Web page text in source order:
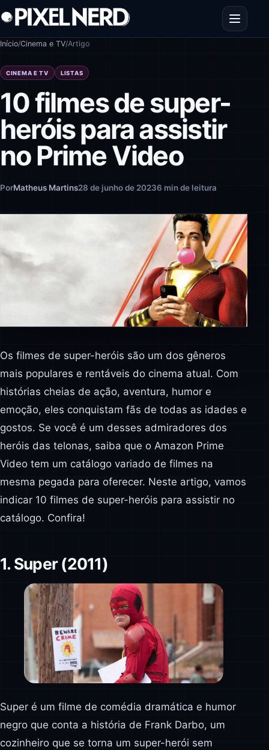
Pular para o conteúdo
Abrir
Início/Cinema e TV/Artigo
CINEMA E TV LISTAS
10 filmes de super-
heróis para assistir
no Prime Video
PorMatheus Martins28 de junho de 20236 min de leitura
Os filmes de super-heróis são um dos gêneros
mais populares e rentáveis do cinema atual. Com
histórias cheias de ação, aventura, humor e
emoção, eles conquistam fãs de todas as idades e
gostos. Se você é um desses admiradores dos
heróis das telonas, saiba que o Amazon Prime
Video tem um catálogo variado de filmes na
mesma pegada para oferecer. Neste artigo, vamos
indicar 10 filmes de super-heróis para assistir no
catálogo. Confira!
1. Super (2011)
Super é um filme de comédia dramática e humor
negro que conta a história de Frank Darbo, um
cozinheiro que se torna um super-herói sem